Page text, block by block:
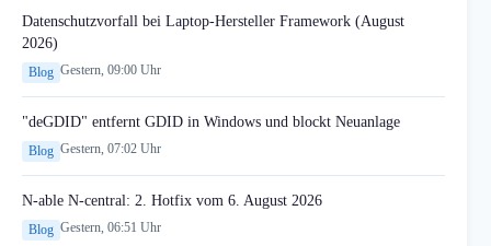
Datenschutzvorfall bei Laptop-Hersteller Framework (August
2026)
Blog Gestern, 09:00 Uhr
"deGDID" entfernt GDID in Windows und blockt Neuanlage
Blog Gestern, 07:02 Uhr
N-able N-central: 2. Hotfix vom 6. August 2026
Blog Gestern, 06:51 Uhr